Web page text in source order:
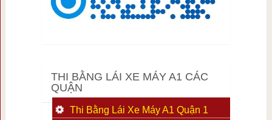
THI BẰNG LÁI XE MÁY A1 CÁC
QUẬN
Thi Bằng Lái Xe Máy A1 Quận 1